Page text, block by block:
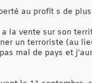
au profit s de
la vente sur son
un terroriste (au
mal de pays et